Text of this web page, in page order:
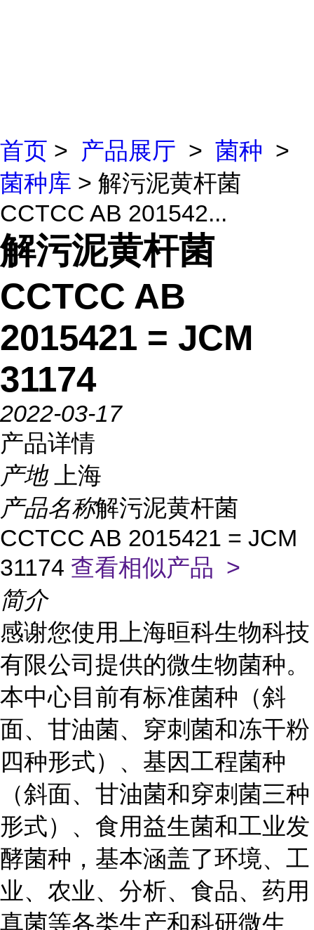
首页 > 产品展厅 > 菌种 >
菌种库 > 解污泥黄杆菌
CCTCC AB 201542...
解污泥黄杆菌
CCTCC AB
2015421 = JCM
31174
2022-03-17
产品详情
产地
上海
产品名称解污泥黄杆菌
CCTCC AB 2015421 = JCM
31174 查看相似产品 >
简介
感谢您使用上海晅科生物科技
有限公司提供的微生物菌种。
本中心目前有标准菌种（斜
面、甘油菌、穿刺菌和冻干粉
四种形式）、基因工程菌种
（斜面、甘油菌和穿刺菌三种
形式）、食用益生菌和工业发
酵菌种，基本涵盖了环境、工
业、农业、分析、食品、药用
真菌等各类生产和科研微生